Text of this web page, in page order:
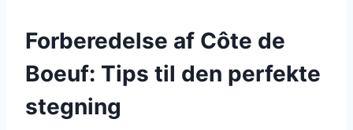
Forberedelse af Côte de
Boeuf: Tips til den perfekte
stegning